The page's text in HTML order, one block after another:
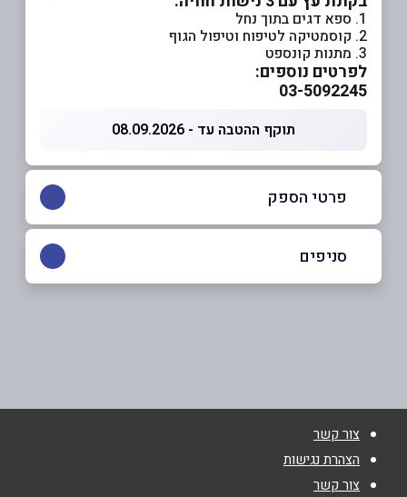
1. ספא דגים בתוך נחל
2. קוסמטיקה לטיפוח וטיפול הגוף
3. מתנות קונספט
לפרטים נוספים:
03-5092245
תוקף ההטבה עד - 08.09.2026
פרטי הספק
בפייסבוק
טלפון*
סניפים
צור קשר
הצהרת נגישות
צור קשר